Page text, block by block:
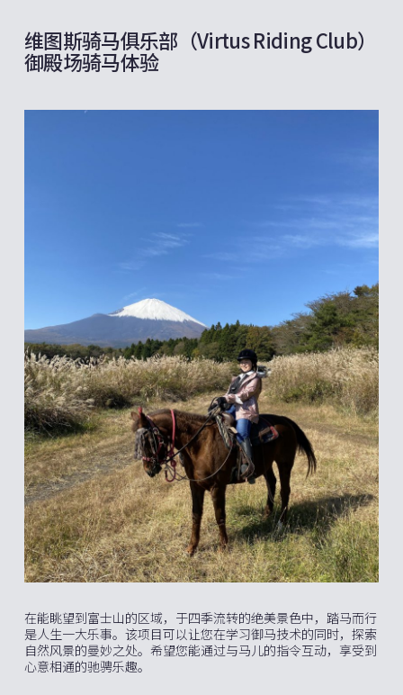
维图斯骑马俱乐部（Virtus Riding Club）
御殿场骑马体验
在能眺望到富士山的区域，于四季流转的绝美景色中，踏马而行
是人生一大乐事。该项目可以让您在学习御马技术的同时，探索
自然风景的曼妙之处。希望您能通过与马儿的指令互动，享受到
心意相通的驰骋乐趣。